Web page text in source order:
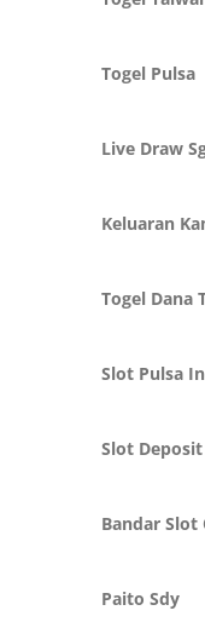
Togel Pulsa
Live Draw
Keluaran
Togel Dana
Slot Pulsa
Slot
Bandar Slot
Paito Sdy